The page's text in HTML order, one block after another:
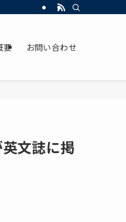
要 お問い合わせ
文誌に掲